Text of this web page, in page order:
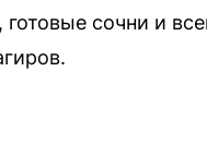
сочни и